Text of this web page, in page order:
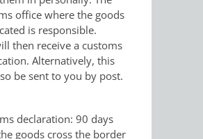
AMT
FÜR
SOZIALE
office where the goods
is responsible.
then receive a customs
Alternatively, this
be sent to you by post.
declaration: 90 days
goods cross the border